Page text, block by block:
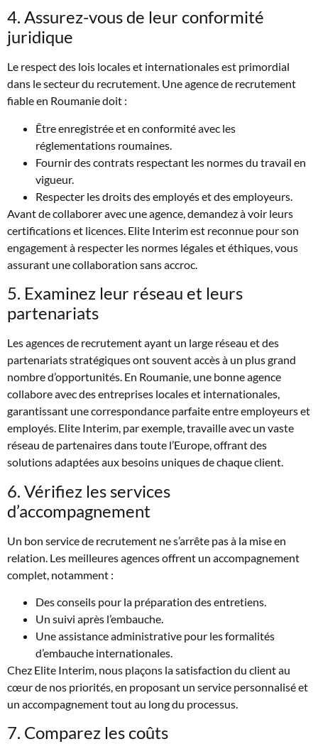
4. Assurez-vous de leur conformité
juridique
Le respect des lois locales et internationales est primordial
dans le secteur du recrutement. Une agence de recrutement
fiable en Roumanie doit :
Être enregistrée et en conformité avec les
réglementations roumaines.
Fournir des contrats respectant les normes du travail en
vigueur.
Respecter les droits des employés et des employeurs.
Avant de collaborer avec une agence, demandez à voir leurs
certifications et licences. Elite Interim est reconnue pour son
engagement à respecter les normes légales et éthiques, vous
assurant une collaboration sans accroc.
5. Examinez leur réseau et leurs
partenariats
Les agences de recrutement ayant un large réseau et des
partenariats stratégiques ont souvent accès à un plus grand
nombre d’opportunités. En Roumanie, une bonne agence
collabore avec des entreprises locales et internationales,
garantissant une correspondance parfaite entre employeurs et
employés. Elite Interim, par exemple, travaille avec un vaste
réseau de partenaires dans toute l’Europe, offrant des
solutions adaptées aux besoins uniques de chaque client.
6. Vérifiez les services
d’accompagnement
Un bon service de recrutement ne s’arrête pas à la mise en
relation. Les meilleures agences offrent un accompagnement
complet, notamment :
Des conseils pour la préparation des entretiens.
Un suivi après l’embauche.
Une assistance administrative pour les formalités
d’embauche internationales.
Chez Elite Interim, nous plaçons la satisfaction du client au
cœur de nos priorités, en proposant un service personnalisé et
un accompagnement tout au long du processus.
7. Comparez les coûts